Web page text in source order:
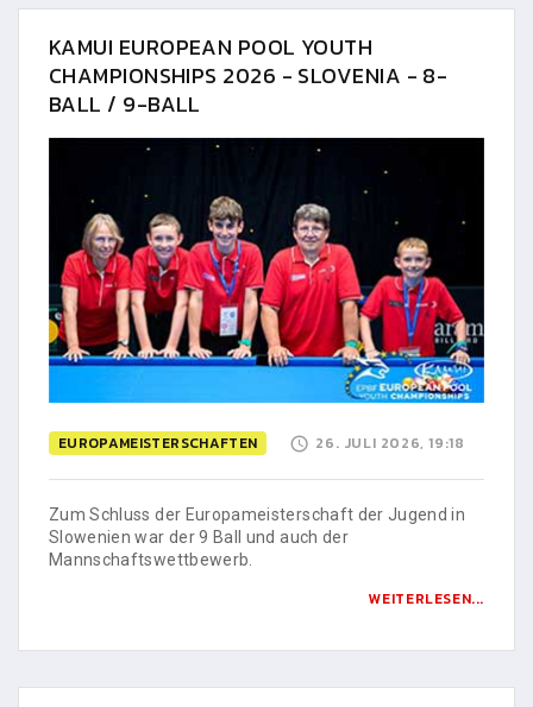
KAMUI EUROPEAN POOL YOUTH
CHAMPIONSHIPS 2026 - SLOVENIA - 8-
BALL / 9-BALL
EUROPAMEISTERSCHAFTEN 26. JULI 2026, 19:18
Zum Schluss der Europameisterschaft der Jugend in
Slowenien war der 9 Ball und auch der
Mannschaftswettbewerb.
WEITERLESEN...